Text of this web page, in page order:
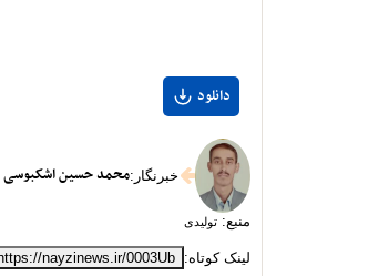
دانلود
خبرنگار :محمد حسین اشکبوسی
منبع: تولیدی
لینک کوتاه: nayzinews.ir/0003Ub